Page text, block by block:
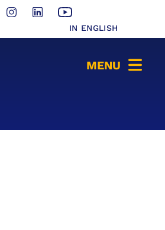
FacebookInstagram
LinkedInYouTube
IN ENGLISH